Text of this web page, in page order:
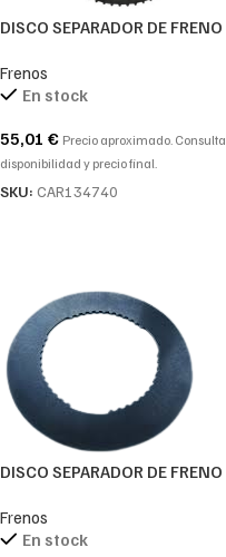
DISCO SEPARADOR DE FRENO
Frenos
En stock
55,01 € Precio aproximado. Consulta
disponibilidad y precio final.
SKU: CAR134740
DISCO SEPARADOR DE FRENO
4472.348.024
Frenos
En stock